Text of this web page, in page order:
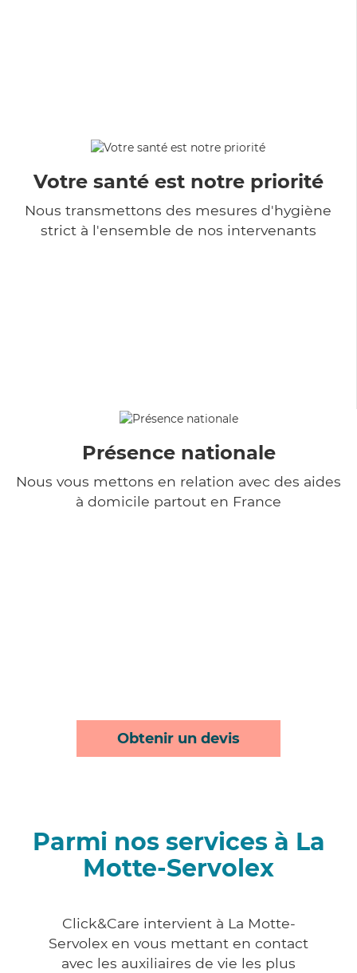
Votre santé est notre priorité
Nous transmettons des mesures d'hygiène
strict à l'ensemble de nos intervenants
Présence nationale
Nous vous mettons en relation avec des aides
à domicile partout en France
Obtenir un devis
Parmi nos services à La
Motte-Servolex
Click&Care intervient à La Motte-
Servolex en vous mettant en contact
avec les auxiliaires de vie les plus